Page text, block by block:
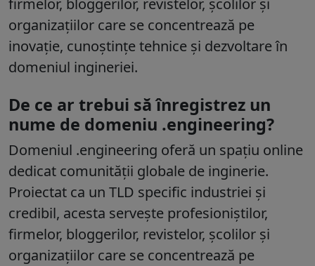
firmelor, bloggerilor, revistelor, școlilor și
organizațiilor care se concentrează pe
inovație, cunoștințe tehnice și dezvoltare în
domeniul ingineriei.
De ce ar trebui să înregistrez un
nume de domeniu .engineering?
Domeniul .engineering oferă un spațiu online
dedicat comunității globale de inginerie.
Proiectat ca un TLD specific industriei și
credibil, acesta servește profesioniștilor,
firmelor, bloggerilor, revistelor, școlilor și
organizațiilor care se concentrează pe